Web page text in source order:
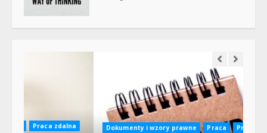
Dokumenty i wzory prawne Praca
Prawo pracy